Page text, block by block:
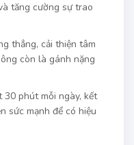
tăng cường sự trao
thẳng, cải thiện tâm
còn là gánh nặng
30 phút mỗi ngày, kết
sức mạnh để có hiệu